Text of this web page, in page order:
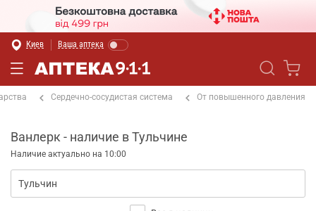
Киев Ваша аптека
Сердечно-сосудистая система От повышенного давления
Ванлерк - наличие в Тульчине
Наличие актуально на 10:00